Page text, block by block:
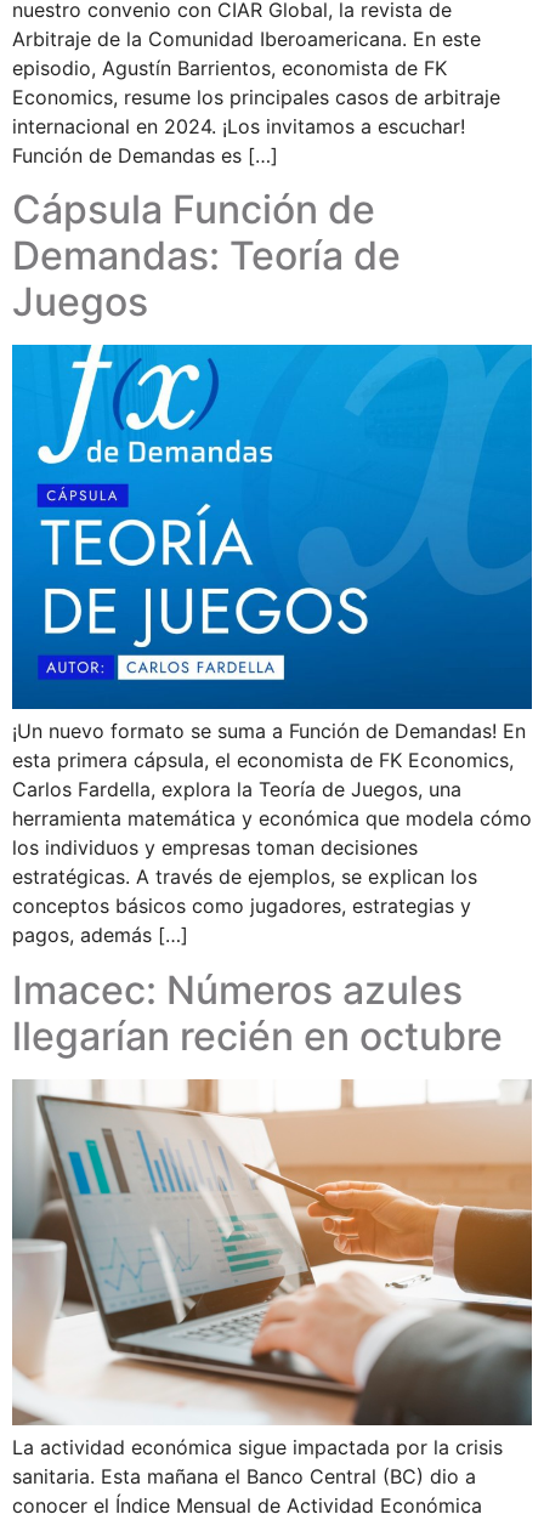
nuestro convenio con CIAR Global, la revista de
Arbitraje de la Comunidad Iberoamericana. En este
episodio, Agustín Barrientos, economista de FK
Economics, resume los principales casos de arbitraje
internacional en 2024. ¡Los invitamos a escuchar!
Función de Demandas es […]
Cápsula Función de
Demandas: Teoría de
Juegos
¡Un nuevo formato se suma a Función de Demandas! En
esta primera cápsula, el economista de FK Economics,
Carlos Fardella, explora la Teoría de Juegos, una
herramienta matemática y económica que modela cómo
los individuos y empresas toman decisiones
estratégicas. A través de ejemplos, se explican los
conceptos básicos como jugadores, estrategias y
pagos, además […]
Imacec: Números azules
llegarían recién en octubre
La actividad económica sigue impactada por la crisis
sanitaria. Esta mañana el Banco Central (BC) dio a
conocer el Índice Mensual de Actividad Económica